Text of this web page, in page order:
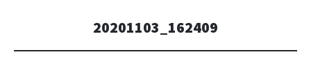
20201103_162409